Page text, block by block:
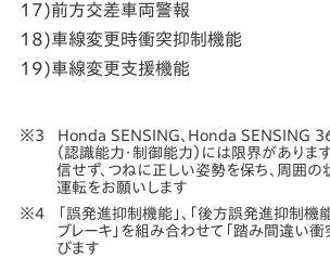
17)前方交差車両警報
18)車線変更時衝突抑制機能
19)車線変更支援機能
Honda SENSING、Honda SENSING
（認識能力・制御能力）には限界がありま
信せず、つねに正しい姿勢を保ち、周囲の
運転をお願いします
「誤発進抑制機能」、「後方誤発進抑制機
ブレーキ」を組み合わせて「踏み間違い衝
びます